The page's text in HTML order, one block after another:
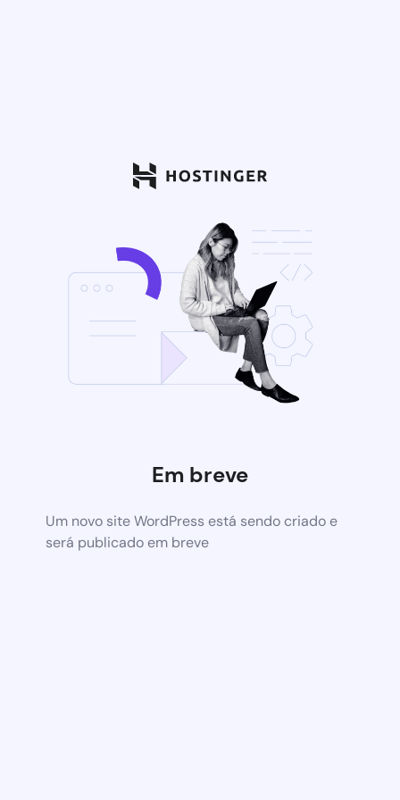
Em breve
Um novo site WordPress está sendo criado e
será publicado em breve